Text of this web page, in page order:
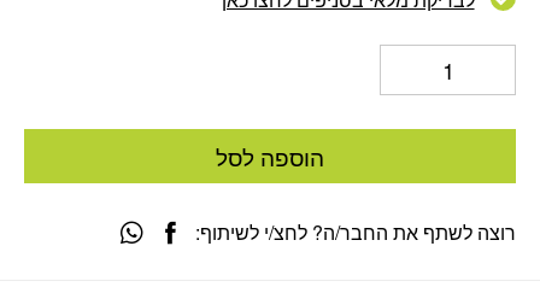
הוספה לסל
רוצה לשתף את החבר/ה? לחצ/י לשיתוף: